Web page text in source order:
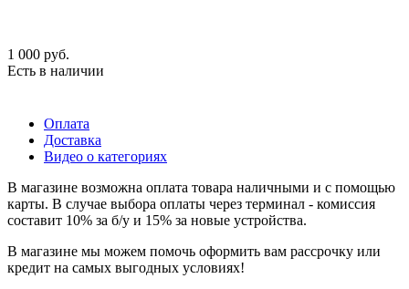
1 000 руб.
Есть в наличии
Оплата
Доставка
Видео о категориях
В магазине возможна оплата товара наличными и с помощью
карты. В случае выбора оплаты через терминал - комиссия
составит 10% за б/у и 15% за новые устройства.
В магазине мы можем помочь оформить вам рассрочку или
кредит на самых выгодных условиях!